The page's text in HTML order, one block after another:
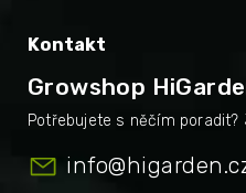
Kontakt
Growshop
info@